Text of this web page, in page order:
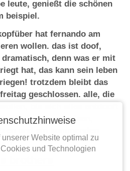
leute, genießt die schönen
beispiel.
hat fernando am
wollen. das ist doof,
denn was er mit
hat, das kann sein leben
trotzdem bleibt das
geschlossen. alle, die
freude erweisen,
Website optimal zu
und Technologien